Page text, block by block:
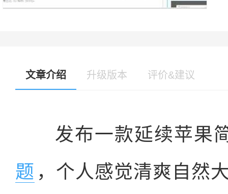
文章介绍 升级版本 评价&建议
发布一款延续苹果
题 ，个人感觉清爽自然